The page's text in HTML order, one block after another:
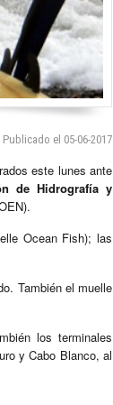
Publicado el 05-06-2017
este lunes ante
de Hidrografía y
Ocean Fish); las
También el muelle
los terminales
y Cabo Blanco, al